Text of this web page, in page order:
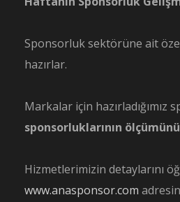
Sponsorluk sektörüne ait
hazırlar.
Markalar için
sponsorluklarının ölçümünü
Hizmetlerimizin detaylarını
www.anasponsor.com